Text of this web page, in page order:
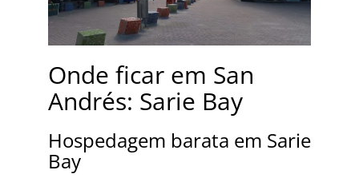
Onde ficar em San
Andrés: Sarie Bay
Hospedagem barata em Sarie
Bay